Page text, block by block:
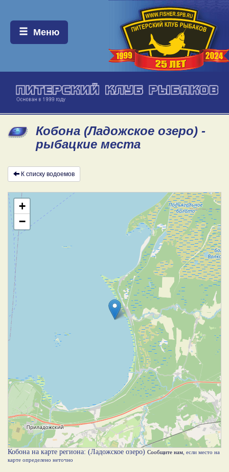
Меню:
Меню
Кобона (Ладожское озеро) -
рыбацкие места
К списку водоемов
+
−
Кобона на карте региона: (Ладожское озеро) Сообщите нам , если место на
карте определено неточно